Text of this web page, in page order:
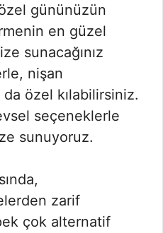
gününüzün
en güzel
sunacağınız
nişan
da özel kılabilirsiniz.
seçeneklerle
sunuyoruz.
zarif
çok alternatif